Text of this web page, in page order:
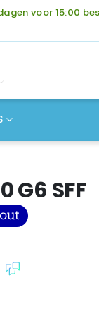
voor 15:00
G6 SFF